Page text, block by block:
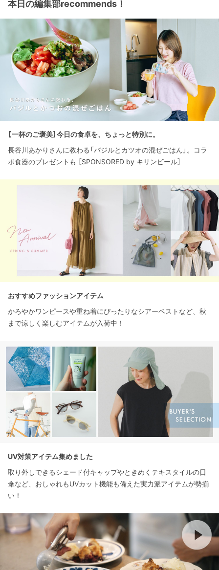
本日の編集部recommends！
【一杯のご褒美】今日の食卓を、ちょっと特別に。
長谷川あかりさんに教わる「バジルとカツオの混ぜごはん」。コラ
ボ食器のプレゼントも ［SPONSORED by キリンビール］
おすすめファッションアイテム
かろやかワンピースや重ね着にぴったりなシアーベストなど、秋
まで涼しく楽しむアイテムが入荷中！
UV対策アイテム集めました
取り外しできるシェード付キャップやときめくテキスタイルの日
傘など、おしゃれもUVカット機能も備えた実力派アイテムが勢揃
い！